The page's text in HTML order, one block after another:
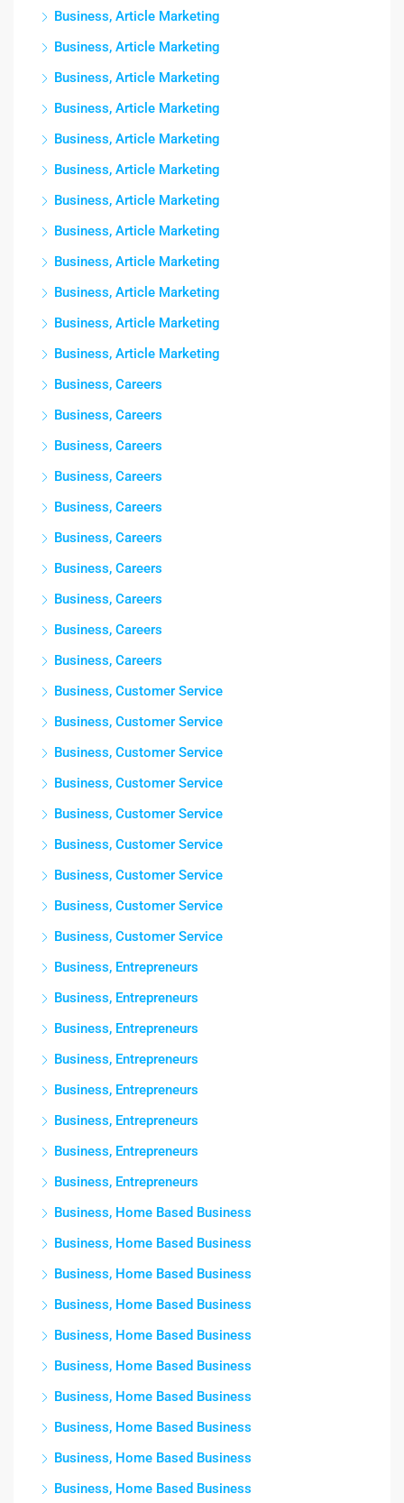
Business, Article Marketing
Business, Article Marketing
Business, Article Marketing
Business, Article Marketing
Business, Article Marketing
Business, Article Marketing
Business, Article Marketing
Business, Article Marketing
Business, Article Marketing
Business, Article Marketing
Business, Article Marketing
Business, Article Marketing
Business, Careers
Business, Careers
Business, Careers
Business, Careers
Business, Careers
Business, Careers
Business, Careers
Business, Careers
Business, Careers
Business, Careers
Business, Customer Service
Business, Customer Service
Business, Customer Service
Business, Customer Service
Business, Customer Service
Business, Customer Service
Business, Customer Service
Business, Customer Service
Business, Customer Service
Business, Entrepreneurs
Business, Entrepreneurs
Business, Entrepreneurs
Business, Entrepreneurs
Business, Entrepreneurs
Business, Entrepreneurs
Business, Entrepreneurs
Business, Entrepreneurs
Business, Home Based Business
Business, Home Based Business
Business, Home Based Business
Business, Home Based Business
Business, Home Based Business
Business, Home Based Business
Business, Home Based Business
Business, Home Based Business
Business, Home Based Business
Business, Home Based Business